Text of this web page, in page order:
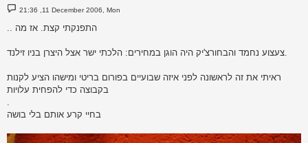
P
o
t
21:36 ,11 December 2006, Mon
.. התפנקתי קצת. אז מה
צעצוע נחמד והבחורצ'יק היה הוגן במחירים: הלכתי ישר אצל היצרן בניו זילנד.
ראיתי את זה לראשונה לפני איזה שבועיים בפורום בריטי ומישהו הציע לקנות
בקבוצה כדי להפחית עלויות
.
בחיי קרע אותם בלי בושה